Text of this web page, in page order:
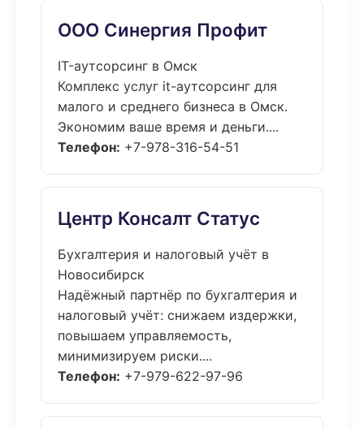
ООО Синергия Профит
IT-аутсорсинг в Омск
Комплекс услуг it-аутсорсинг для
малого и среднего бизнеса в Омск.
Экономим ваше время и деньги....
Телефон: +7-978-316-54-51
Центр Консалт Статус
Бухгалтерия и налоговый учёт в
Новосибирск
Надёжный партнёр по бухгалтерия и
налоговый учёт: снижаем издержки,
повышаем управляемость,
минимизируем риски....
Телефон: +7-979-622-97-96